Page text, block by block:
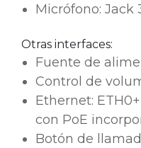
Micrófono: Jack
Otras interfaces:
Fuente de
Control de
Ethernet:
con PoE
Botón de